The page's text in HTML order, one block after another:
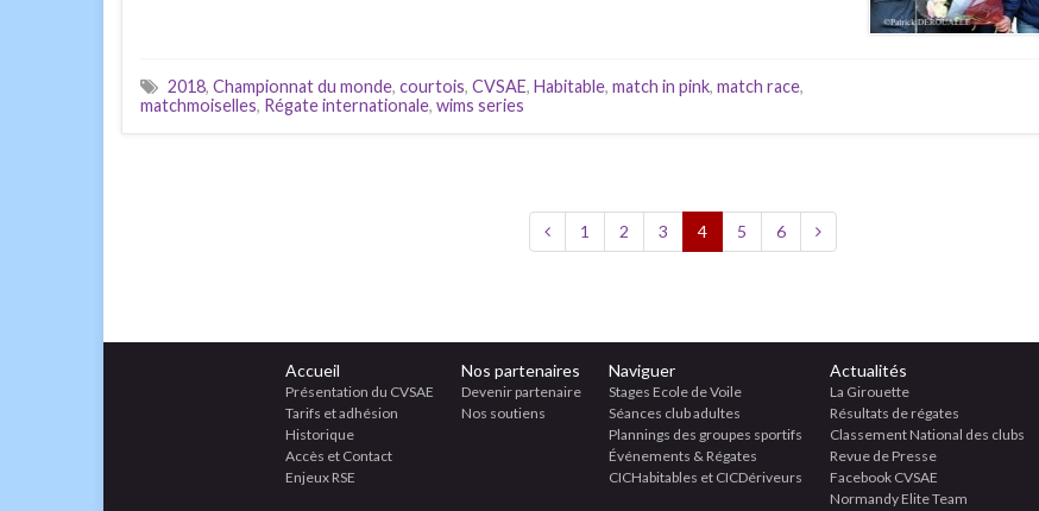
2018, Championnat du monde, courtois, CVSAE, Habitable, match in pink, match race,
matchmoiselles, Régate internationale, wims series
1 2 3 4 5 6
Accueil
Présentation du CVSAE
Tarifs et adhésion
Historique
Accès et Contact
Enjeux RSE
Nos partenaires
Devenir partenaire
Nos soutiens
Naviguer
Stages Ecole de Voile
Séances club adultes
Plannings des groupes sportifs
Événements & Régates
CICHabitables et CICDériveurs
Actualités
La Girouette
Résultats de régates
Classement National des clubs
Revue de Presse
Facebook CVSAE
Normandy Elite Team